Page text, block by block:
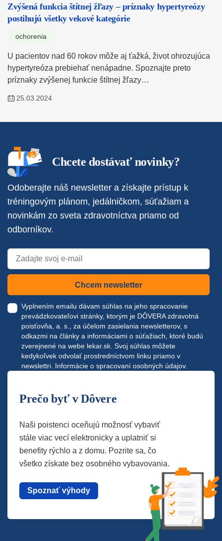
Zvýšená funkcia štítnej žľazy – príznaky hypertyreózy
postihujú všetky vekové kategórie
ochorenia
U pacientov nad 60 rokov môže aj ťažká, život ohrozujúca
hypertyreóza prebiehať nenápadne. Spoznajte preto
príznaky zvýšenej funkcie štítnej žľazy…
25.03.2024
Chcete dostávať novinky?
Odoberajte náš newsletter a získajte prístup k
tréningovým plánom, jedálničkom, súťažiam a
novinkám zo sveta zdravotníctva priamo od
odborníkov.
Chcem newsletter
Vyplnením emailu dávam súhlas na jeho spracovanie
prevádzkovateľovi stránky, ktorým je DÔVERA zdravotná
poisťovňa, a. s., za účelom zasielania newsletterov, s
odkazmi na články a informáciami o súťažiach, ktoré budú
zverejnené na webe lekar.sk. Svoj súhlas môžete
kedykoľvek odvolať prostredníctvom linku priamo v
newslettri. Informácie o spracovaní osobných údajov.
Prečo byť v Dôvere
Naši poistenci oceňujú možnosť vybaviť
stále viac vecí elektronicky a uplatniť si
benefity rýchlo a z domu. Pozrite sa, čo
všetko získate bez osobného vybavovania.
Spoznať výhody